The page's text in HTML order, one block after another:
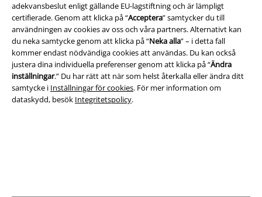
adekvansbeslut enligt gällande EU-lagstiftning och är lämpligt
certifierade. Genom att klicka på “Acceptera” samtycker du till
användningen av cookies av oss och våra partners. Alternativt kan
du neka samtycke genom att klicka på “Neka alla” – i detta fall
kommer endast nödvändiga cookies att användas. Du kan också
justera dina individuella preferenser genom att klicka på “Ändra
inställningar.” Du har rätt att när som helst återkalla eller ändra ditt
samtycke i Inställningar för cookies. För mer information om
dataskydd, besök Integritetspolicy.
Ladda ner villkoren
Avfallshantering och miljöskydd
Försäkran om överensstämmelse
Information om tillgänglighet
Inställningar för cookies